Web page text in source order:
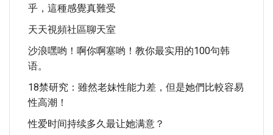
乎，這種感覺真難受
天天視頻社區聊天室
沙浪嘿哟！啊你啊塞哟！教你最实用的100句韩
语。
18禁研究：雖然老妹性能力差，但是她們比較容易
性高潮！
性爱时间持续多久最让她满意？